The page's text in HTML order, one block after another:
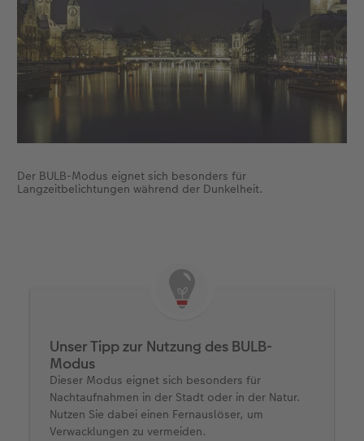
Der BULB-Modus eignet sich besonders für
Langzeitbelichtungen während der Dunkelheit.
Unser Tipp zur Nutzung des BULB-
Modus
Dieser Modus eignet sich besonders für
Nachtaufnahmen in der Stadt oder in der Natur.
Nutzen Sie dabei einen Fernauslöser, um
Verwacklungen zu vermeiden.